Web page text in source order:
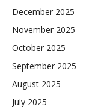
December 2025
November 2025
October 2025
September 2025
August 2025
July 2025